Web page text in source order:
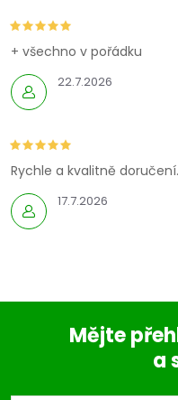
22.7.2026
+ všechno v pořádku
17.7.2026
Rychle a kvalitně doručení.
Mějte
a